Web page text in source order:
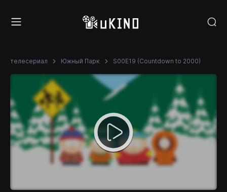
телесериал Южный Парк S00E19 (Countdown to 2000)